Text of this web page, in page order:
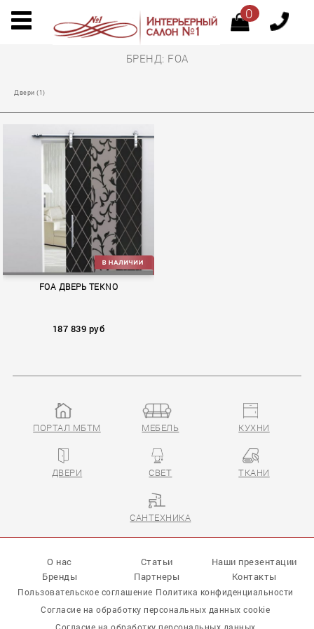
0
БРЕНД: FOA
Двеpи (1)
TEKNO
FOA ДВЕРЬ TEKNO
187 839 руб
ПОРТАЛ МБТМ МЕБЕЛЬ КУХНИ
ДВЕРИ СВЕТ ТКАНИ
САНТЕХНИКА
О нас Статьи
Наши презентации
Бренды
Партнеры Контакты
Пользовательское соглашение Политика конфиденциальности
Согласие на обработку персональных данных cookie
Согласие на обработку персональных данных